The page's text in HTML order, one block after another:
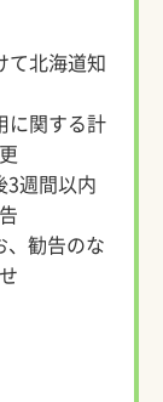
て北海道知
に関する計
週間以内
勧告のな